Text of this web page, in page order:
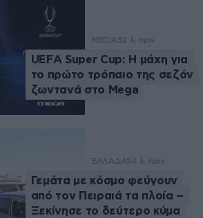
MEDIA52 λ. πριν
UEFA Super Cup: Η μάχη για
το πρώτο τρόπαιο της σεζόν
ζωντανά στο Mega
ΕΛΛΑΔΑ54 λ. πριν
Γεμάτα με κόσμο φεύγουν
από τον Πειραιά τα πλοία –
Ξεκίνησε το δεύτερο κύμα